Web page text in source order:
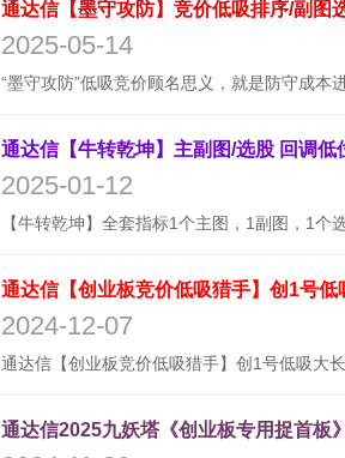
2025-05-14
2025-01-12
通达信【创业板竞价低吸猎手】创1号
2024-12-07
通达信2025九妖塔《创业板专用捉首板